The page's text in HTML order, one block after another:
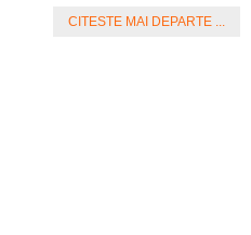
CITESTE MAI DEPARTE ...